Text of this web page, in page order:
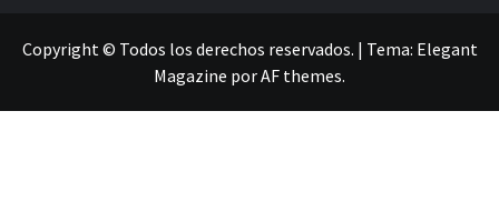
Copyright © Todos los derechos reservados. | Tema: Elegant
Magazine porAF themes.